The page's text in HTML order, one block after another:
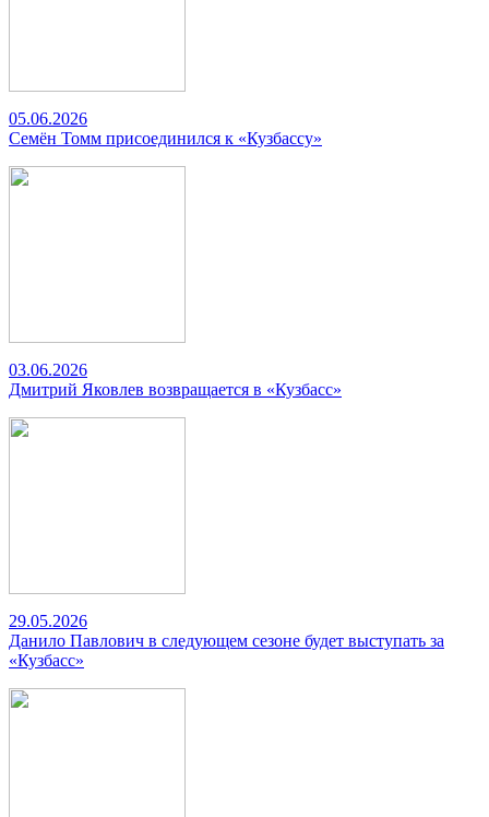
05.06.2026
Семён Томм присоединился к «Кузбассу»
03.06.2026
Дмитрий Яковлев возвращается в «Кузбасс»
29.05.2026
Данило Павлович в следующем сезоне будет выступать за
«Кузбасс»